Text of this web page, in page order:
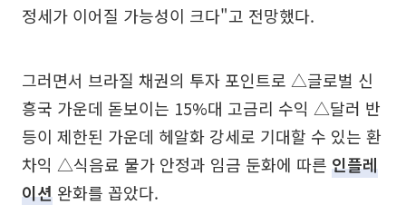
정세가 이어질 가능성이 크다"고 전망했다.
그러면서 브라질 채권의 투자 포인트로 △글로벌 신
흥국 가운데 돋보이는 15%대 고금리 수익 △달러 반
등이 제한된 가운데 헤알화 강세로 기대할 수 있는 환
차익 △식음료 물가 안정과 임금 둔화에 따른 인플레
이션 완화를 꼽았다.